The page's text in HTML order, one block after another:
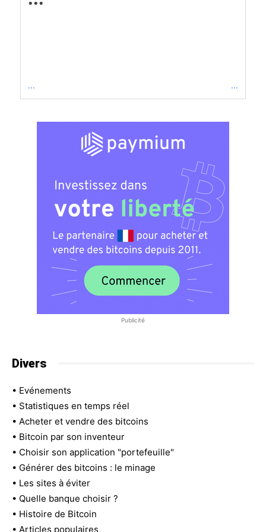
... ...
Publicité
Divers
• Evénements
• Statistiques en temps réel
• Acheter et vendre des bitcoins
• Bitcoin par son inventeur
• Choisir son application "portefeuille"
• Générer des bitcoins : le minage
• Les sites à éviter
• Quelle banque choisir ?
• Histoire de Bitcoin
• Articles populaires